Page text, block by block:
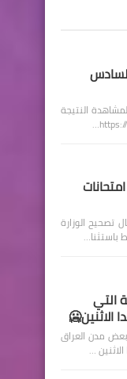
النتيجة
تصحيح الوزارة
باستثنا…
التي
مدن العراق